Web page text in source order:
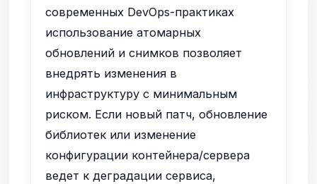
современных DevOps-практиках
использование атомарных
обновлений и снимков позволяет
внедрять изменения в
инфраструктуру с минимальным
риском. Если новый патч, обновление
библиотек или изменение
конфигурации контейнера/сервера
ведет к деградации сервиса,